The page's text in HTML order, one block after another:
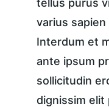
tellus purus
varius
Interdum et
ante ipsum
sollicitudin
dignissim elit